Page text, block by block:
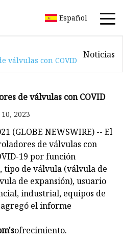
Español
válvulas con COVID
Noticias
de válvulas con COVID
2023
(GLOBE NEWSWIRE) -- El
de válvulas con
19 por función
tipo de válvula (válvula de
de expansión), usuario
industrial, equipos de
el informe
ofrecimiento.